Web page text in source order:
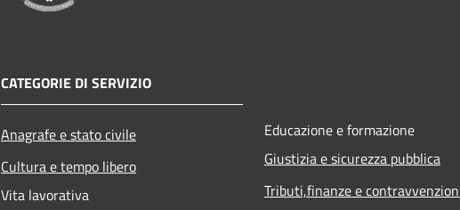
CATEGORIE DI SERVIZIO
Anagrafe e stato civile
Cultura e tempo libero
Vita lavorativa
Educazione e formazione
Giustizia e sicurezza pubblica
Tributi,finanze e